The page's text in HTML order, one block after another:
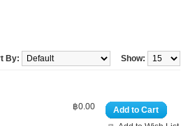
Show:
By:
Add to Cart
฿0.00